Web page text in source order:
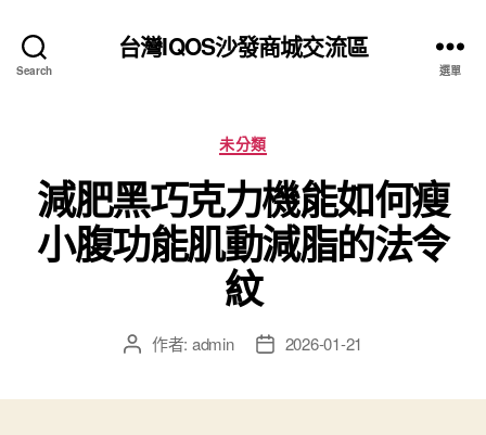
Search
台灣IQOS沙發商城交流區
選單
分
類
未分類
減肥黑巧克力機能如何瘦
小腹功能肌動減脂的法令
紋
文 作者: admin
文 2026-01-21